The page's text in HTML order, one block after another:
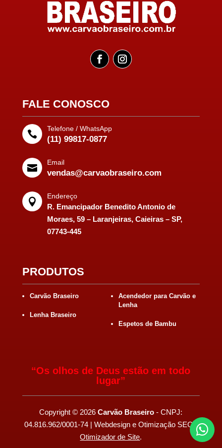
FALE CONOSCO

Telefone / WhatsApp
(11) 99817-0877

Email
vendas@carvaobraseiro.com

Endereço
R. Emancipador Benedito Antonio de
Moraes, 59 – Laranjeiras, Caieiras – SP,
07743-445
PRODUTOS
Carvão Braseiro
Lenha Braseiro
Acendedor para Carvão e
Lenha
Espetos de Bambu
“Os olhos de Deus estão em todo
lugar”
Copyright© 2026Carvão Braseiro - CNPJ:
04.816.962/0001-74 | Webdesign e Otimização SEO -
Otimizador de Site.
